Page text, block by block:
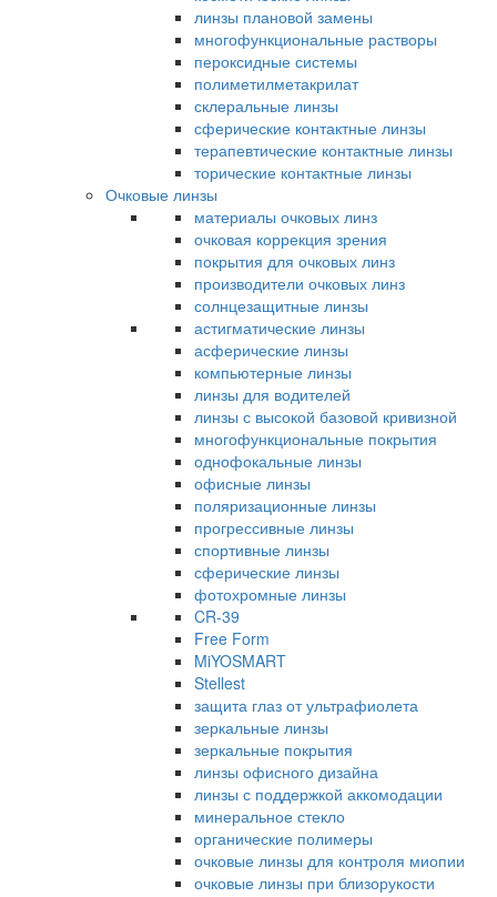
линзы плановой замены
многофункциональные растворы
пероксидные системы
полиметилметакрилат
склеральные линзы
сферические контактные линзы
терапевтические контактные линзы
торические контактные линзы
Очковые линзы
материалы очковых линз
очковая коррекция зрения
покрытия для очковых линз
производители очковых линз
солнцезащитные линзы
астигматические линзы
асферические линзы
компьютерные линзы
линзы для водителей
линзы с высокой базовой кривизной
многофункциональные покрытия
однофокальные линзы
офисные линзы
поляризационные линзы
прогрессивные линзы
спортивные линзы
сферические линзы
фотохромные линзы
CR-39
Free Form
MiYOSMART
Stellest
защита глаз от ультрафиолета
зеркальные линзы
зеркальные покрытия
линзы офисного дизайна
линзы с поддержкой аккомодации
минеральное стекло
органические полимеры
очковые линзы для контроля миопии
очковые линзы при близорукости